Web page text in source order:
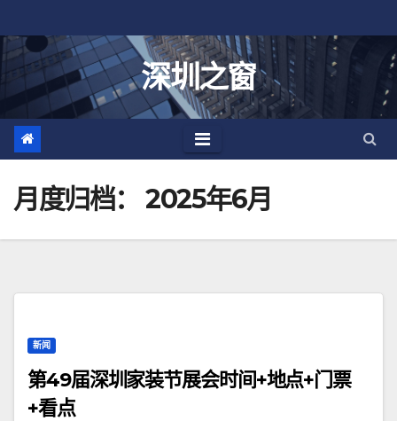
至
深圳之窗
月度归档： 2025年6月
新闻
第49届深圳家装节展会时间+地点+门票
+看点